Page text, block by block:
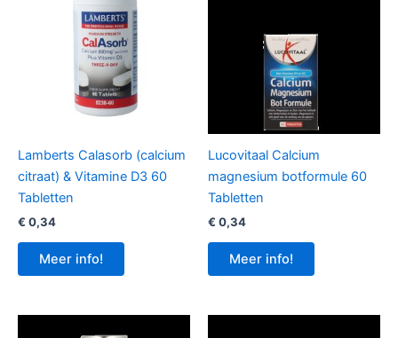
Lamberts Calasorb (calcium
citraat) & Vitamine D3 60
Tabletten
€ 0,34
Meer info!
Lucovitaal Calcium
magnesium botformule 60
Tabletten
€ 0,34
Meer info!